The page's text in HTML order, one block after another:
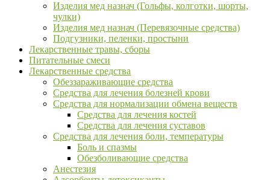
Изделия мед назнач (Гольфы, колготки, шорты,
чулки)
Изделия мед назнач (Перевязочные средства)
Подгузники, пеленки, простыни
Лекарственные травы, сборы
Питательные смеси
Лекарственные средства
Обеззараживающие средства
Средства для лечения болезней крови
Средства для нормализации обмена веществ
Средства для лечения костей
Средства для лечения суставов
Средства для лечения боли, температуры
Боль и спазмы
Обезболивающие средства
Анестезия